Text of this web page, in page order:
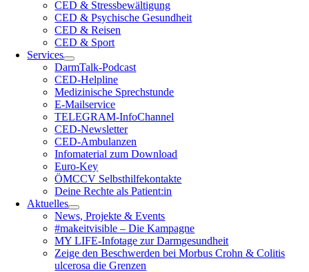
CED & Stressbewältigung
CED & Psychische Gesundheit
CED & Reisen
CED & Sport
Services
DarmTalk-Podcast
CED-Helpline
Medizinische Sprechstunde
E-Mailservice
TELEGRAM-InfoChannel
CED-Newsletter
CED-Ambulanzen
Infomaterial zum Download
Euro-Key
ÖMCCV Selbsthilfekontakte
Deine Rechte als Patient:in
Aktuelles
News, Projekte & Events
#makeitvisible – Die Kampagne
MY LIFE-Infotage zur Darmgesundheit
Zeige den Beschwerden bei Morbus Crohn & Colitis
ulcerosa die Grenzen